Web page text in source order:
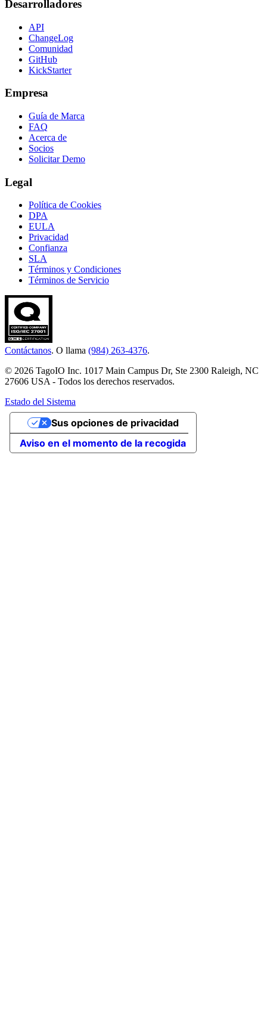
Desarrolladores
API
ChangeLog
Comunidad
GitHub
KickStarter
Empresa
Guía de Marca
FAQ
Acerca de
Socios
Solicitar Demo
Legal
Política de Cookies
DPA
EULA
Privacidad
Confianza
SLA
Términos y Condiciones
Términos de Servicio
Contáctanos. O llama (984) 263-4376.
© 2026 TagoIO Inc. 1017 Main Campus Dr, Ste 2300 Raleigh, NC
27606 USA - Todos los derechos reservados.
Estado del Sistema
Aviso en el momento de la recogida
Sus opciones de privacidad